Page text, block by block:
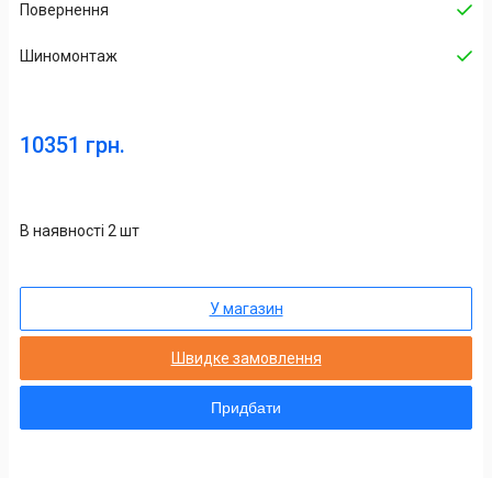
Повернення
Шиномонтаж
10351 грн.
В наявності 2 шт
У магазин
Швидке замовлення
Придбати